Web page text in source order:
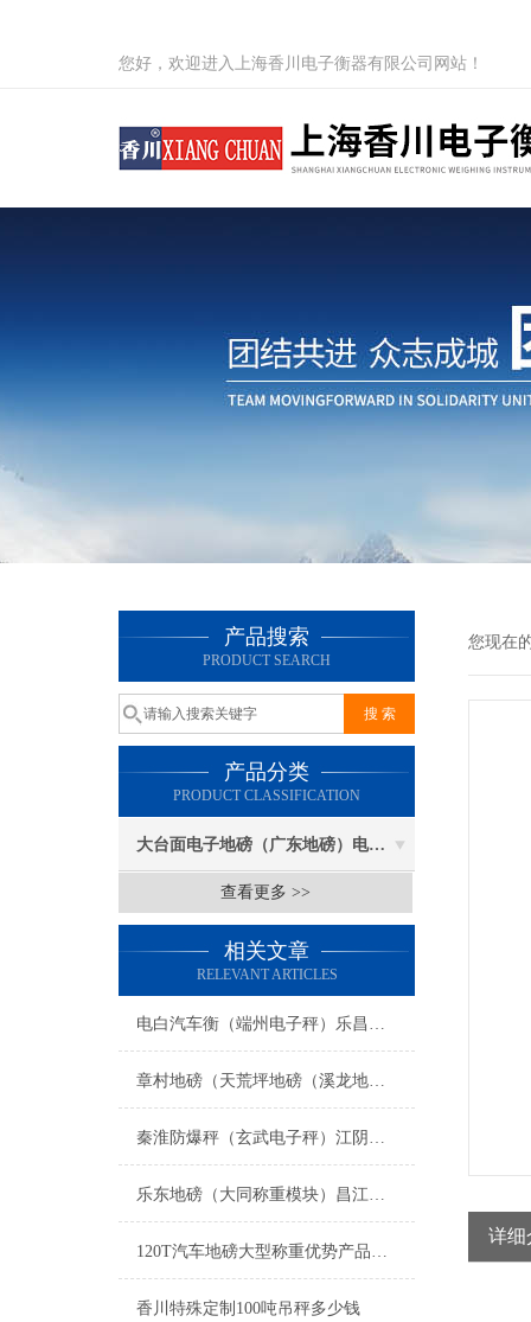
您好，欢迎进入上海香川电子衡器有限公司网站！
产品搜索
PRODUCT SEARCH
产品分类
PRODUCT CLASSIFICATION
大台面电子地磅（广东地磅）电子汽车衡
查看更多 >>
相关文章
RELEVANT ARTICLES
电白汽车衡（端州电子秤）乐昌防爆秤）新丰便携式地磅维修
章村地磅（天荒坪地磅（溪龙地磅（上墅地磅）山川地磅）递铺地磅维修
秦淮防爆秤（玄武电子秤）江阴称重模块）黄浦防爆秤）上海电子秤维修
乐东地磅（大同称重模块）昌江称重模块）白沙便携式汽车衡维修
120T汽车地磅大型称重优势产品推荐
香川特殊定制100吨吊秤多少钱
您现在
详细